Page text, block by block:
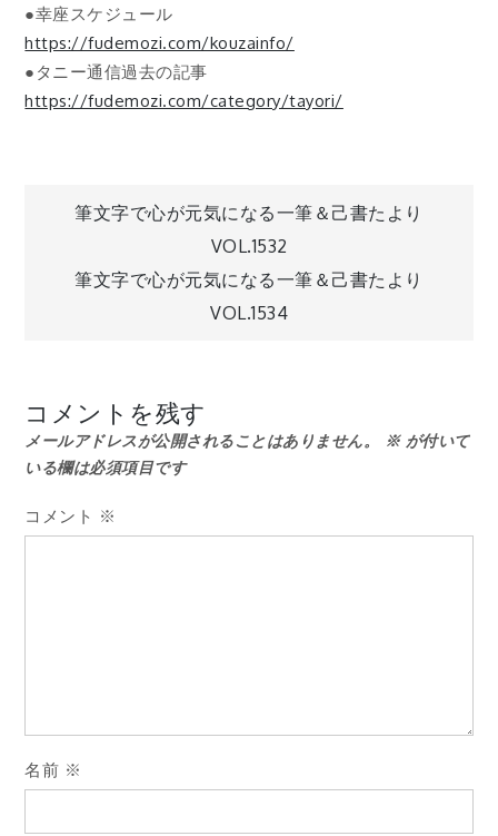
●幸座スケジュール
https://fudemozi.com/kouzainfo/
●タニー通信過去の記事
https://fudemozi.com/category/tayori/
投
稿
ビ
ゲ
ー
筆文字で心が元気になる一筆＆己書たより
VOL.1532
筆文字で心が元気になる一筆＆己書たより
VOL.1534
コメントを残す
メールアドレスが公開されることはありません。 ※が付いて
いる欄は必須項目です
コメント ※
名前 ※